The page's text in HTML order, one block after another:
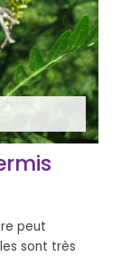
peut
sont très